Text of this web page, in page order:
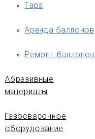
Тара
Аренда баллонов
Ремонт баллонов
Абразивные
материалы
Газосварочное
оборудование